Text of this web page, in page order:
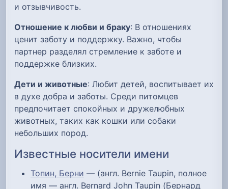
и отзывчивость.
Отношение к любви и браку: В отношениях
ценит заботу и поддержку. Важно, чтобы
партнер разделял стремление к заботе и
поддержке близких.
Дети и животные: Любит детей, воспитывает их
в духе добра и заботы. Среди питомцев
предпочитает спокойных и дружелюбных
животных, таких как кошки или собаки
небольших пород.
Известные носители имени
Топин, Берни — (англ. Bernie Taupin, полное
имя — англ. Bernard John Taupin (Бернард